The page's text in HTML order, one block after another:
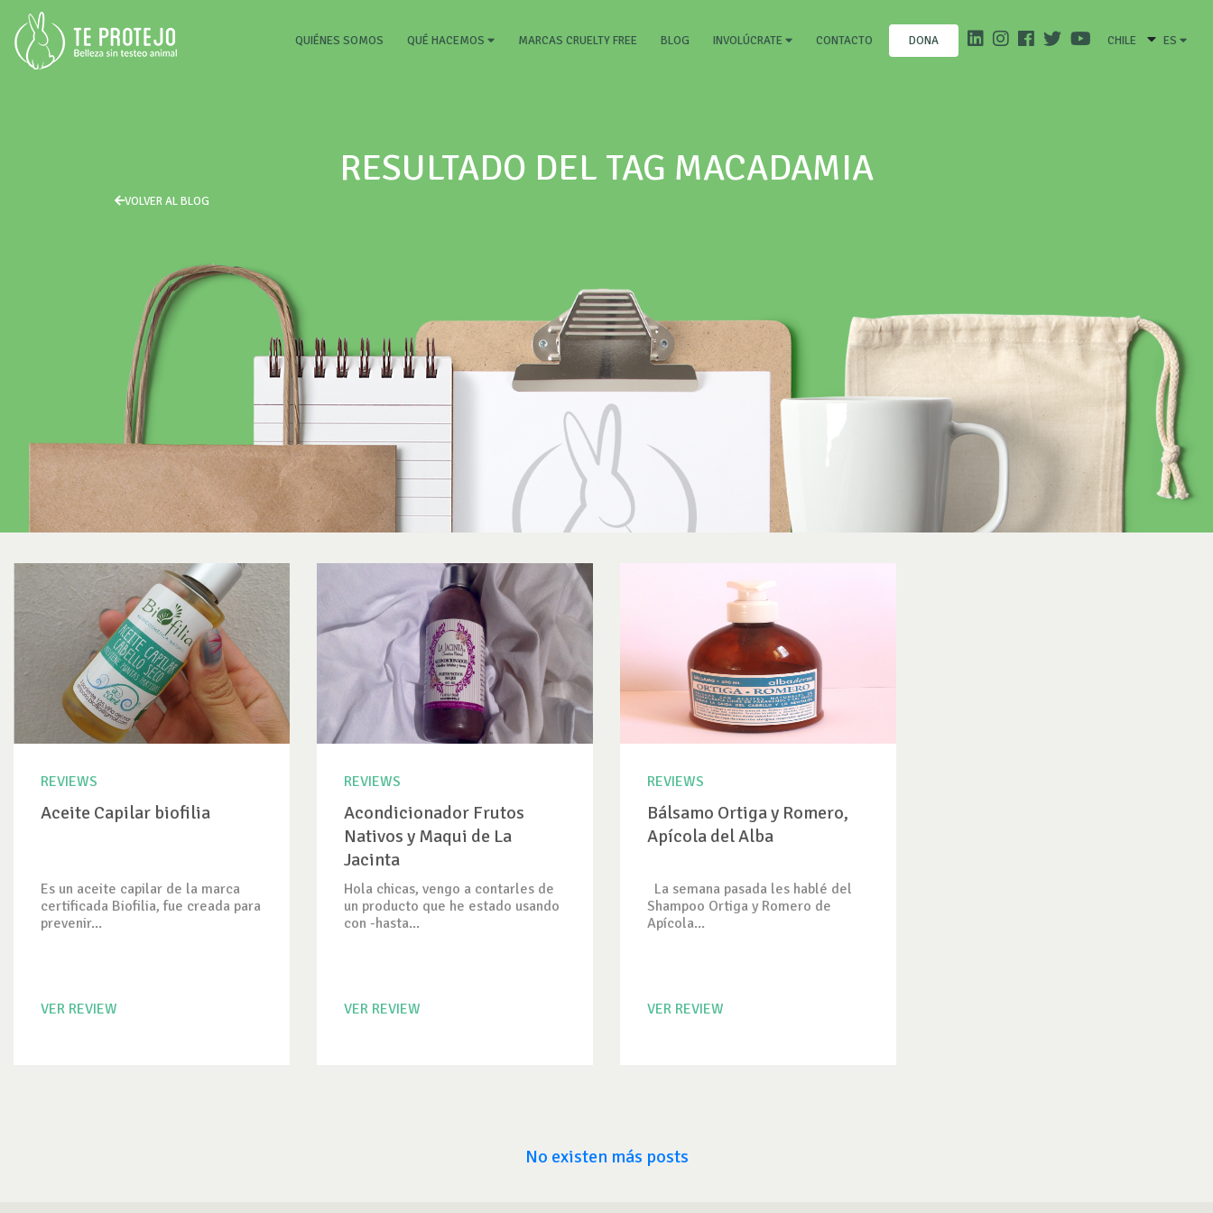
QUIÉNES SOMOS (CURRENT)
QUÉ HACEMOS MARCAS CRUELTY FREE BLOG INVOLÚCRATE CONTACTO DONA CHILE ES
RESULTADO DEL TAG MACADAMIA
VOLVER AL BLOG
REVIEWS
Aceite Capilar biofilia
Es un aceite capilar de la marca
certificada Biofilia, fue creada para
prevenir...
VER REVIEW
REVIEWS
Acondicionador Frutos
Nativos y Maqui de La
Jacinta
Hola chicas, vengo a contarles de
un producto que he estado usando
con -hasta...
VER REVIEW
REVIEWS
Bálsamo Ortiga y Romero,
Apícola del Alba
La semana pasada les hablé del
Shampoo Ortiga y Romero de
Apícola...
VER REVIEW
No existen más posts